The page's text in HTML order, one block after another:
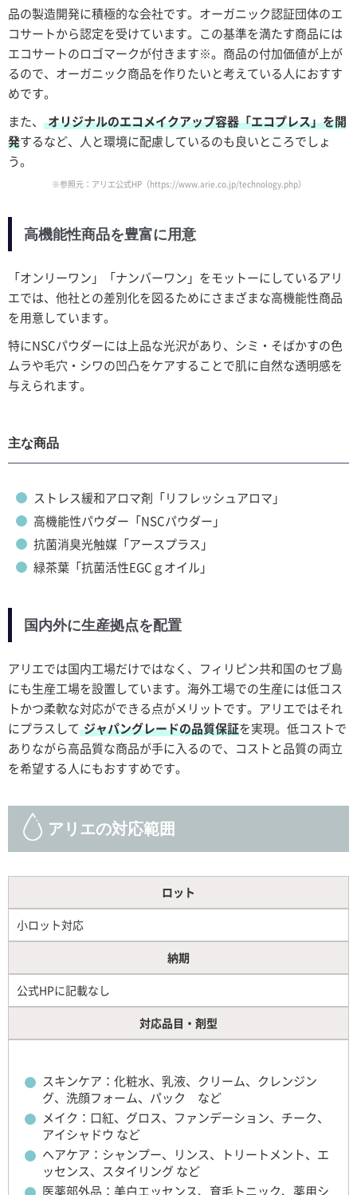
品の製造開発に積極的な会社です。オーガニック認証団体のエ
コサートから認定を受けています。この基準を満たす商品には
エコサートのロゴマークが付きます※。商品の付加価値が上が
るので、オーガニック商品を作りたいと考えている人におすす
めです。
また、
オリジナルのエコメイクアップ容器「エコプレス」を開
発するなど、人と環境に配慮しているのも良いところでしょ
う。
※参照元：アリエ公式HP（https://www.arie.co.jp/technology.php）
高機能性商品を豊富に用意
「オンリーワン」「ナンバーワン」をモットーにしているアリ
エでは、他社との差別化を図るためにさまざまな高機能性商品
を用意しています。
特にNSCパウダーには上品な光沢があり、シミ・そばかすの色
ムラや毛穴・シワの凹凸をケアすることで肌に自然な透明感を
与えられます。
主な商品
ストレス緩和アロマ剤「リフレッシュアロマ」
高機能性パウダー「NSCパウダー」
抗菌消臭光触媒「アースプラス」
緑茶葉「抗菌活性EGCｇオイル」
国内外に生産拠点を配置
アリエでは国内工場だけではなく、フィリピン共和国のセブ島
にも生産工場を設置しています。海外工場での生産には低コス
トかつ柔軟な対応ができる点がメリットです。アリエではそれ
にプラスして ジャパングレードの品質保証を実現。低コストで
ありながら高品質な商品が手に入るので、コストと品質の両立
を希望する人にもおすすめです。
アリエの対応範囲
ロット
小ロット対応
納期
公式HPに記載なし
対応品目・剤型
スキンケア：化粧水、乳液、クリーム、クレンジン
グ、洗顔フォーム、パック など
メイク：口紅、グロス、ファンデーション、チーク、
アイシャドウ など
ヘアケア：シャンプー、リンス、トリートメント、エ
ッセンス、スタイリング など
医薬部外品：美白エッセンス、育毛トニック、薬用シ